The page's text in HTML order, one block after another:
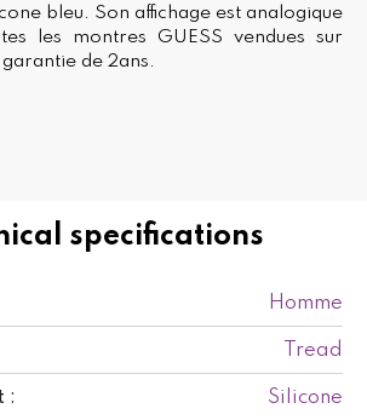
specifications
Homme
Tread
: Silicone
bleu. Son affichage est analogique
les montres GUESS vendues sur
de 2ans.